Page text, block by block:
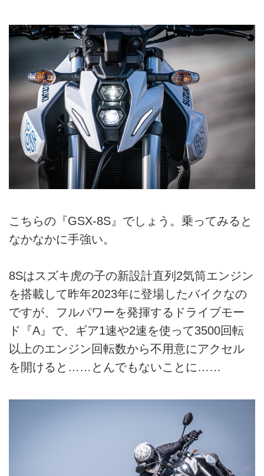
こちらの『GSX-8S』でしょう。乗ってみると
なかなかに手強い。
8Sはスズキ虎の子の新設計直列2気筒エンジン
を搭載して昨年2023年に登場したバイクなの
ですが、フルパワーを発揮するドライブモー
ド『A』で、ギア1速や2速を使って3500回転
以上のエンジン回転数から不用意にアクセル
を開けると……とんでもないことに……